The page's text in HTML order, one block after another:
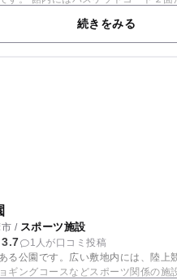
、卓球や柔道、アーチェリー、バレ
充実しています。 お子さん連れ必見なのが「第7
」。未就学児とその保護者を対象と
ます。室内には幼児用のトランポリ
っと」参加施設となってい
オムツ交換のために立ち寄るだけで
続きをみる
市 / スポーツ施設
3.7
1人が口コミ投稿
る公園です。広い敷地内には、陸上
ギングコースなどスポーツ関係の施